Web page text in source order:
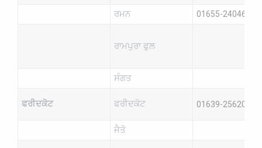
ਰਮਨ 01655-240460
ਰਾਮਪੁਰਾ ਫੁਲ
ਸੰਗਤ
ਫਰੀਦਕੋਟ ਫਰੀਦਕੋਟ 01639-256206
ਜੈਤੋ